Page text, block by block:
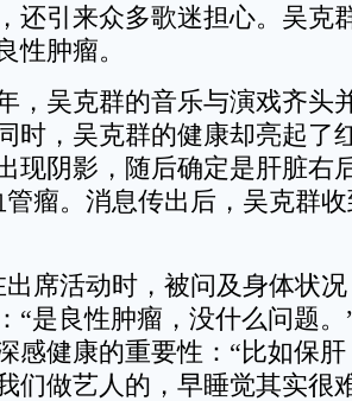
还引来众多歌迷担心。吴克
性肿瘤。
吴克群的音乐与演戏齐头
时，吴克群的健康却亮起了
现阴影，随后确定是肝脏右
管瘤。消息传出后，吴克群
活动时，被问及身体状况
“是良性肿瘤，没什么问题
感健康的重要性：“比如保
们做艺人的，早睡觉其实很